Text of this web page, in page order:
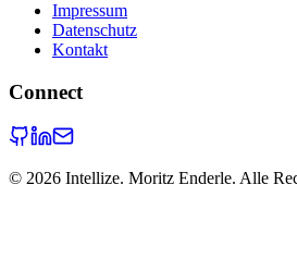
Impressum
Datenschutz
Kontakt
Connect
© 2026 Intellize. Moritz Enderle. Alle